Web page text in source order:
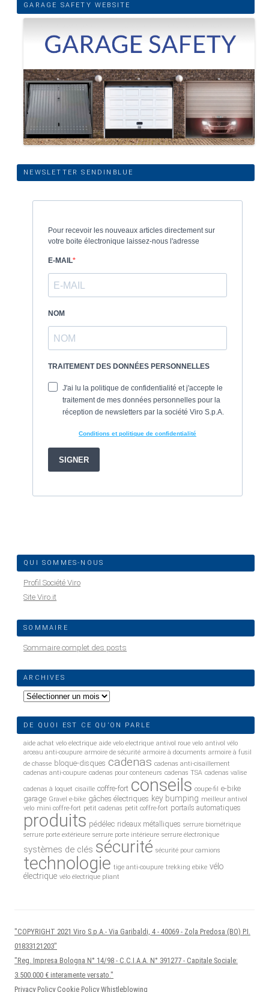
GARAGE SAFETY WEBSITE
NEWSLETTER SENDINBLUE
QUI SOMMES-NOUS
Profil Société Viro
Site Viro.it
SOMMAIRE
Sommaire complet des posts
ARCHIVES
Archives
DE QUOI EST CE QU’ON PARLE
aide achat velo electrique aide velo electrique antivol roue velo antivol vélo
arceau anti-coupure armoire de sécurité armoire à documents armoire à fusil
de chasse bloque-disques cadenas cadenas anti-cisaillement
cadenas anti-coupure cadenas pour conteneurs cadenas TSA cadenas valise
cadenas à loquet cisaille coffre-fort conseils coupe-fil e-bike
garage Gravel e-bike gâches électriques key bumping meilleur antivol
velo mini coffre-fort petit cadenas petit coffre-fort portails automatiques
produits pédélec rideaux métalliques serrure biométrique
serrure porte extérieure serrure porte intérieure serrure électronique
systèmes de clés sécurité sécurité pour camions
technologie tige anti-coupure trekking ebike vélo
électrique vélo électrique pliant
"COPYRIGHT 2021 Viro S.p.A.- Via Garibaldi, 4 - 40069 - Zola Predosa (BO) P.I.
01833121203"
"Reg. Impresa Bologna N° 14/98 - C.C.I.A.A. N° 391277 - Capitale Sociale:
3.500.000 € interamente versato."
Privacy Policy Cookie Policy Whistleblowing